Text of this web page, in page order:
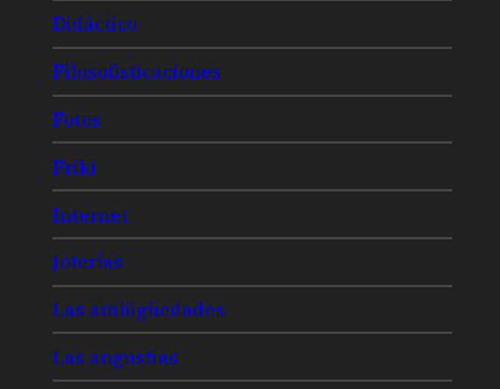
Didáctico
Filosofisticaciones
Fotos
Friki
Internet
Joterías
Las ambigüedades
Las angustias